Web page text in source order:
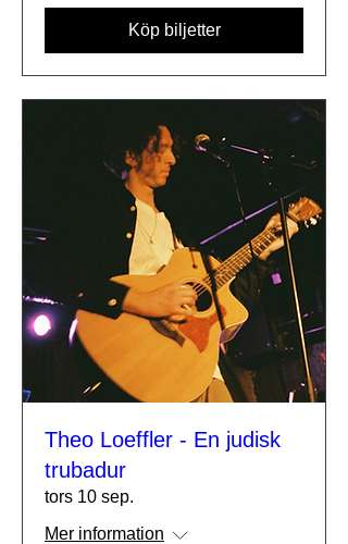
Köp biljetter
Theo Loeffler - En judisk
trubadur
tors 10 sep.
Mer information